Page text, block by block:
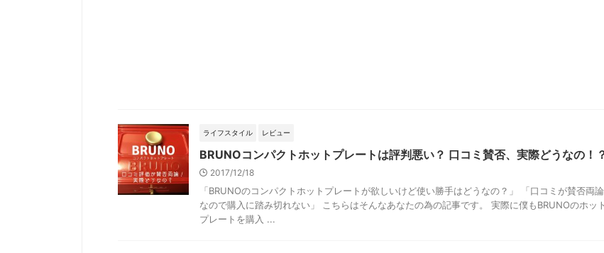
ライフスタイル レビュー
BRUNOコンパクトホットプレートは評判悪い？ 口コミ賛否、実際どうなの！
2017/12/18
「BRUNOのコンパクトホットプレートが欲しいけど使い勝手はどうなの？」 「口コミが賛否両論
なので購入に踏み切れない」 こちらはそんなあなたの為の記事です。 実際に僕もBRUNOのホット
プレートを購入 ...